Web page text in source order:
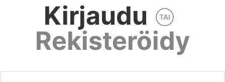
Kirjaudu TAI
Rekisteröidy